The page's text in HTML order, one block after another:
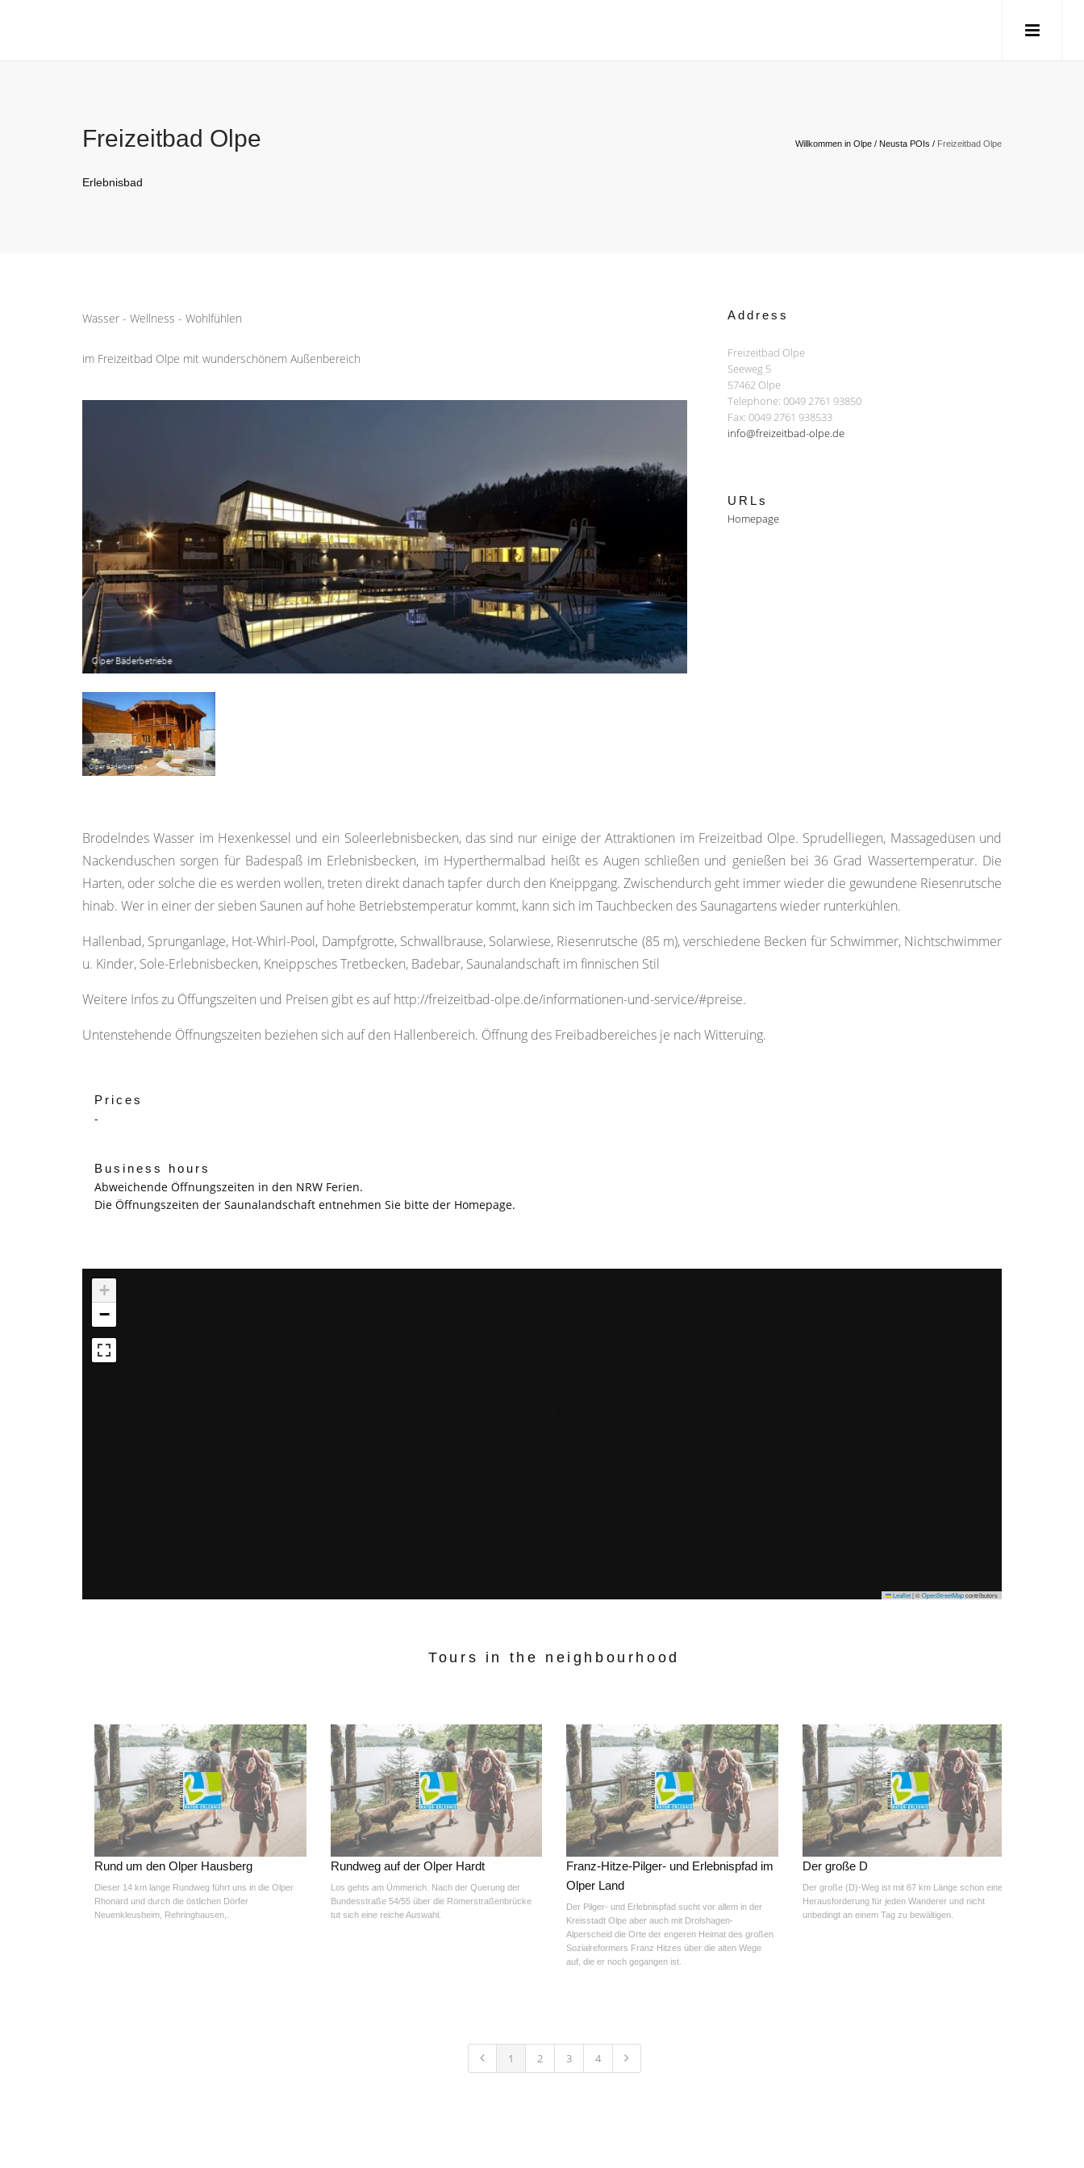
Freizeitbad Olpe
Erlebnisbad
Willkommen in Olpe / Neusta POIs / Freizeitbad Olpe
Wasser - Wellness - Wohlfühlen
im Freizeitbad Olpe mit wunderschönem Außenbereich
Address
Freizeitbad Olpe
Seeweg 5
57462 Olpe
Telephone: 0049 2761 93850
Fax: 0049 2761 938533
info@freizeitbad-olpe.de
URLs
Homepage
Brodelndes Wasser im Hexenkessel und ein Soleerlebnisbecken, das sind nur einige der Attraktionen im Freizeitbad Olpe. Sprudelliegen, Massagedüsen und
Nackenduschen sorgen für Badespaß im Erlebnisbecken, im Hyperthermalbad heißt es Augen schließen und genießen bei 36 Grad Wassertemperatur. Die
Harten, oder solche die es werden wollen, treten direkt danach tapfer durch den Kneippgang. Zwischendurch geht immer wieder die gewundene Riesenrutsche
hinab. Wer in einer der sieben Saunen auf hohe Betriebstemperatur kommt, kann sich im Tauchbecken des Saunagartens wieder runterkühlen.
Hallenbad, Sprunganlage, Hot-Whirl-Pool, Dampfgrotte, Schwallbrause, Solarwiese, Riesenrutsche (85 m), verschiedene Becken für Schwimmer, Nichtschwimmer
u. Kinder, Sole-Erlebnisbecken, Kneippsches Tretbecken, Badebar, Saunalandschaft im finnischen Stil
Weitere Infos zu Öffungszeiten und Preisen gibt es auf http://freizeitbad-olpe.de/informationen-und-service/#preise.
Untenstehende Öffnungszeiten beziehen sich auf den Hallenbereich. Öffnung des Freibadbereiches je nach Witteruing.
Prices
-
Business hours
Abweichende Öffnungszeiten in den NRW Ferien.
Die Öffnungszeiten der Saunalandschaft entnehmen Sie bitte der Homepage.
+
−
Leaflet|©OpenStreetMapcontributors
Tours in the neighbourhood
Rund um den Olper Hausberg
Dieser 14 km lange Rundweg führt uns in die Olper
Rhonard und durch die östlichen Dörfer
Neuenkleusheim, Rehringhausen,.
Rundweg auf der Olper Hardt
Los gehts am Ümmerich. Nach der Querung der
Bundesstraße 54/55 über die Römerstraßenbrücke
tut sich eine reiche Auswahl.
Franz-Hitze-Pilger- und Erlebnispfad im
Olper Land
Der Pilger- und Erlebnispfad sucht vor allem in der
Kreisstadt Olpe aber auch mit Drolshagen-
Alperscheid die Orte der engeren Heimat des großen
Sozialreformers Franz Hitzes über die alten Wege
auf, die er noch gegangen ist.
Der große D
Der große (D)-Weg ist mit 67 km Länge schon eine
Herausforderung für jeden Wanderer und nicht
unbedingt an einem Tag zu bewältigen.
1 2 3 4